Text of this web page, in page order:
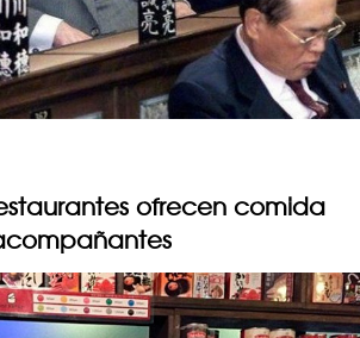
ofrecen comida